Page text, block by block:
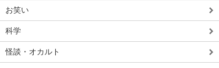
お笑い
科学
怪談・オカルト